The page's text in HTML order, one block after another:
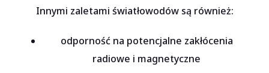
Innymi zaletami światłowodów są również:
odporność na potencjalne zakłócenia
radiowe i magnetyczne